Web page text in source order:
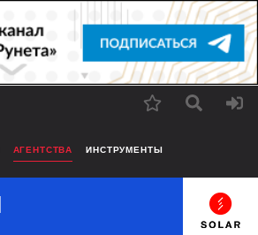
АГЕНТСТВА ИНСТРУМЕНТЫ